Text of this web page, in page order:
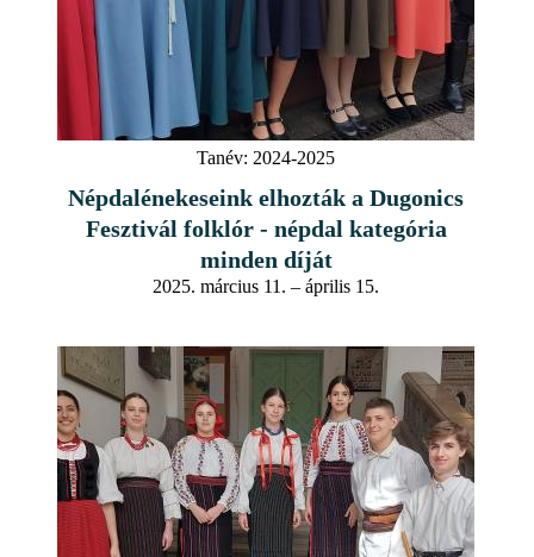
Tanév: 2024-2025
Népdalénekeseink elhozták a Dugonics
Fesztivál folklór - népdal kategória
minden díját
2025. március 11. – április 15.